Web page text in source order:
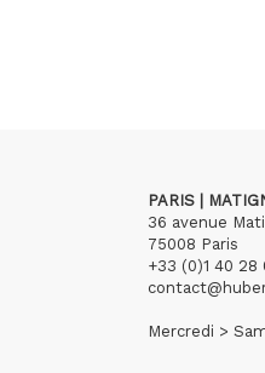
PARIS |
36 avenue
75008 Paris
+33 (0)1 40 28
Mercredi >